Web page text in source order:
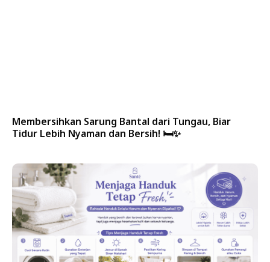
Membersihkan Sarung Bantal dari Tungau, Biar
Tidur Lebih Nyaman dan Bersih! 🛏️✨